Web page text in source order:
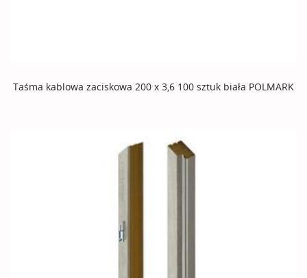
Taśma kablowa zaciskowa 200 x 3,6 100 sztuk biała POLMARK